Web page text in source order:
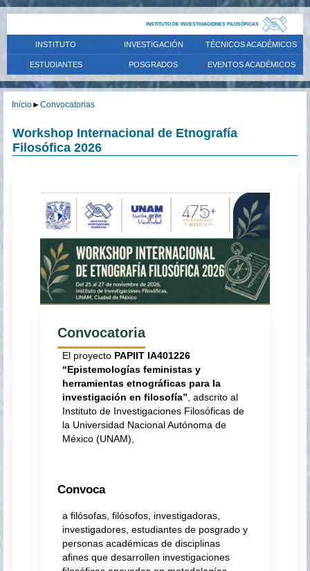
INSTITUTO DE INVESTIGACIONES FILOSÓFICAS
INSTITUTO INVESTIGACIÓN TÉCNICOS ACADÉMICOS
ESTUDIANTES POSGRADOS EVENTOS ACADÉMICOS
Inicio►Convocatorias
Workshop Internacional de Etnografía
Filosófica 2026
Convocatoria
El proyecto PAPIIT IA401226
“Epistemologías feministas y
herramientas etnográficas para la
investigación en filosofía” , adscrito al
Instituto de Investigaciones Filosóficas de
la Universidad Nacional Autónoma de
México (UNAM),
Convoca
a filósofas, filósofos, investigadoras,
investigadores, estudiantes de posgrado y
personas académicas de disciplinas
afines que desarrollen investigaciones